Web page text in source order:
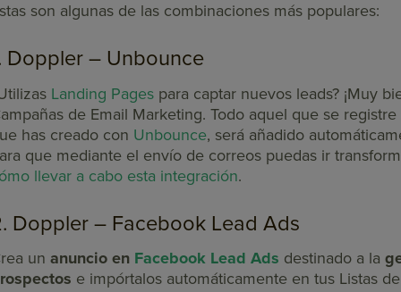
son algunas de las combinaciones más populares:
Doppler – Unbounce
Landing Pages para captar nuevos leads? ¡Muy
de Email Marketing. Todo aquel que se
has creado con Unbounce, será añadido
que mediante el envío de correos puedas ir
llevar a cabo esta integración.
Doppler – Facebook Lead Ads
un anuncio en Facebook Lead Ads destinado a la
e impórtalos automáticamente en tus Listas